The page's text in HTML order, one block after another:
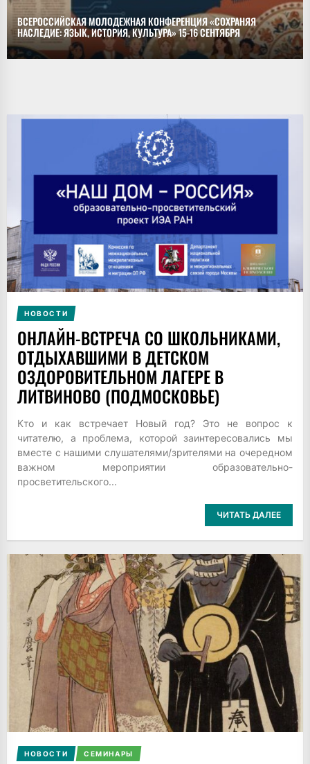
ВСЕРОССИЙСКАЯ МОЛОДЕЖНАЯ КОНФЕРЕНЦИЯ «СОХРАНЯЯ
НАСЛЕДИЕ: ЯЗЫК, ИСТОРИЯ, КУЛЬТУРА» 15-16 СЕНТЯБРЯ
НОВОСТИ
ОНЛАЙН-ВСТРЕЧА СО ШКОЛЬНИКАМИ,
ОТДЫХАВШИМИ В ДЕТСКОМ
ОЗДОРОВИТЕЛЬНОМ ЛАГЕРЕ В
ЛИТВИНОВО (ПОДМОСКОВЬЕ)
Кто и как встречает Новый год? Это не вопрос к
читателю, а проблема, которой заинтересовались мы
вместе с нашими слушателями/зрителями на очередном
важном мероприятии образовательно-
просветительского...
ЧИТАТЬ ДАЛЕЕ
НОВОСТИ СЕМИНАРЫ